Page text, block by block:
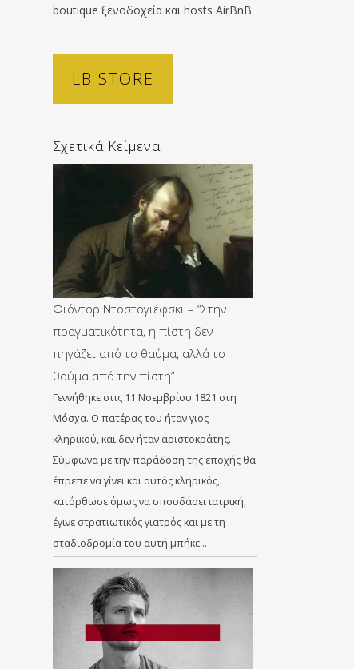
boutique ξενοδοχεία και hosts AirBnB.
LB STORE
Σχετικά Κείμενα
Φιόντορ Ντοστογιέφσκι – “Στην
πραγματικότητα, η πίστη δεν
πηγάζει από το θαύμα, αλλά το
θαύμα από την πίστη”
Γεννήθηκε στις 11 Νοεμβρίου 1821 στη
Μόσχα. Ο πατέρας του ήταν γιος
κληρικού, και δεν ήταν αριστοκράτης.
Σύμφωνα με την παράδοση της εποχής θα
έπρεπε να γίνει και αυτός κληρικός,
κατόρθωσε όμως να σπουδάσει ιατρική,
έγινε στρατιωτικός γιατρός και με τη
σταδιοδρομία του αυτή μπήκε…